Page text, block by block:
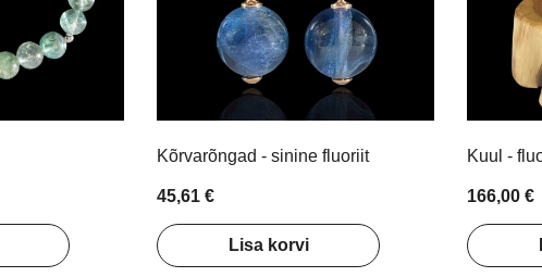
Kõrvarõngad - sinine fluoriit
45,61 €
Lisa korvi
Kuul -
166,00 €